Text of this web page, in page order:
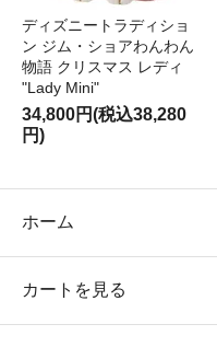
ディズニートラディショ
ン ジム・ショアわんわん
物語 クリスマス レディ
"Lady Mini"
34,800円(税込38,280
円)
ホーム
カートを見る